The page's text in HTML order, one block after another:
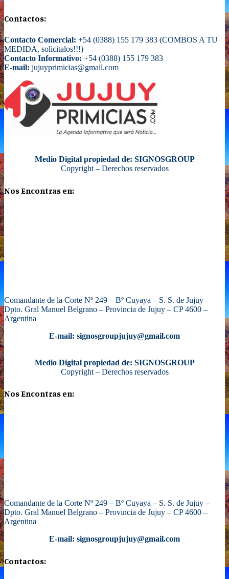
Contactos:
Contacto Comercial: +54 (0388) 155 179 383 (COMBOS A TU
MEDIDA, solicitalos!!!)
Contacto Informativo: +54 (0388) 155 179 383
E-mail: jujuyprimicias@gmail.com
Medio Digital propiedad de: SIGNOSGROUP
Copyright – Derechos reservados
Nos Encontras en:
Comandante de la Corte Nº 249 – Bº Cuyaya – S. S. de Jujuy –
Dpto. Gral Manuel Belgrano – Provincia de Jujuy – CP 4600 –
Argentina
E-mail: signosgroupjujuy@gmail.com
Medio Digital propiedad de: SIGNOSGROUP
Copyright – Derechos reservados
Nos Encontras en:
Comandante de la Corte Nº 249 – Bº Cuyaya – S. S. de Jujuy –
Dpto. Gral Manuel Belgrano – Provincia de Jujuy – CP 4600 –
Argentina
E-mail: signosgroupjujuy@gmail.com
Contactos: